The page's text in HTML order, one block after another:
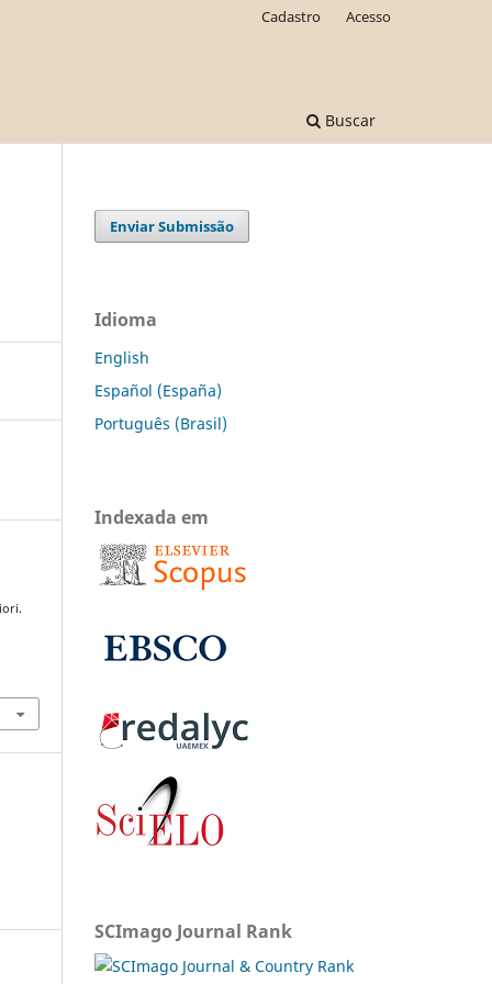
Buscar
Cadastro Acesso
Enviar Submissão
Idioma
English
Español (España)
Português (Brasil)
Indexada em
SCImago Journal Rank